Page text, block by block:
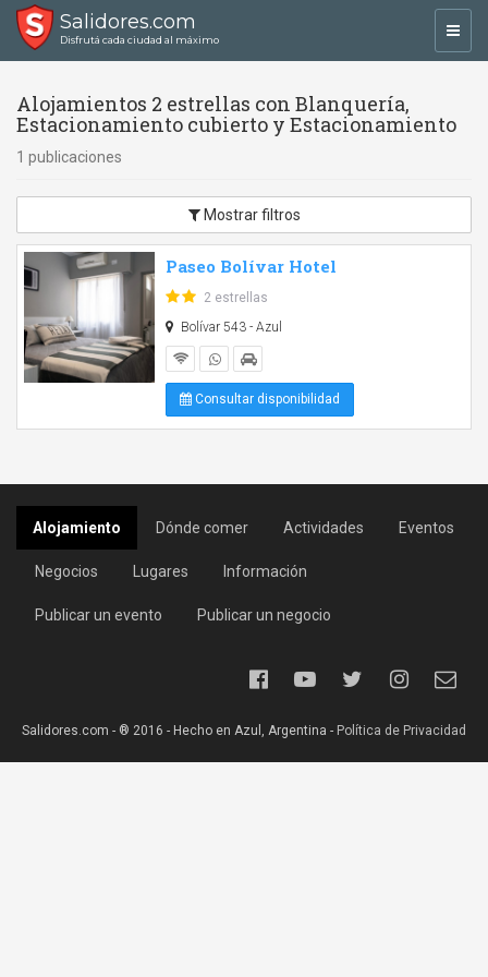
Salidores.com
Disfrutá cada ciudad al máximo
Alojamientos 2 estrellas con Blanquería,
Estacionamiento cubierto y Estacionamiento
1 publicaciones
Mostrar filtros
Paseo Bolívar Hotel
2 estrellas
Bolívar 543 - Azul
Consultar disponibilidad
Alojamiento Dónde comer Actividades Eventos
Negocios Lugares Información
Publicar un evento Publicar un negocio
Salidores.com - ® 2016 - Hecho en Azul, Argentina - Política de Privacidad